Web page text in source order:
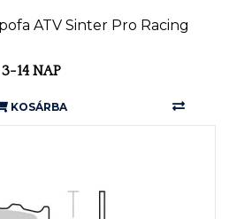
ATV Sinter Pro Racing
3-14 NAP
KOSÁRBA